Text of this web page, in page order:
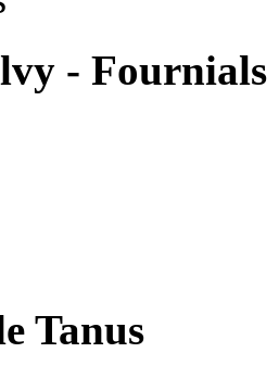
- Fournials
Tanus